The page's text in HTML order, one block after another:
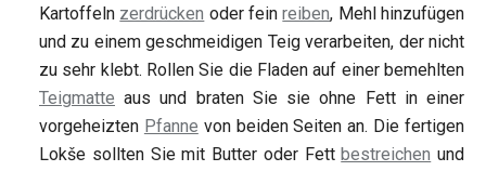
Kartoffeln zerdrücken oder feinreiben, Mehl hinzufügen
und zu einem geschmeidigen Teig verarbeiten, der nicht
zu sehr klebt. Rollen Sie die Fladen auf einer bemehlten
Teigmatte aus und braten Sie sie ohne Fett in einer
vorgeheizten Pfanne von beiden Seiten an. Die fertigen
Lokše sollten Sie mit Butter oder Fett bestreichen und